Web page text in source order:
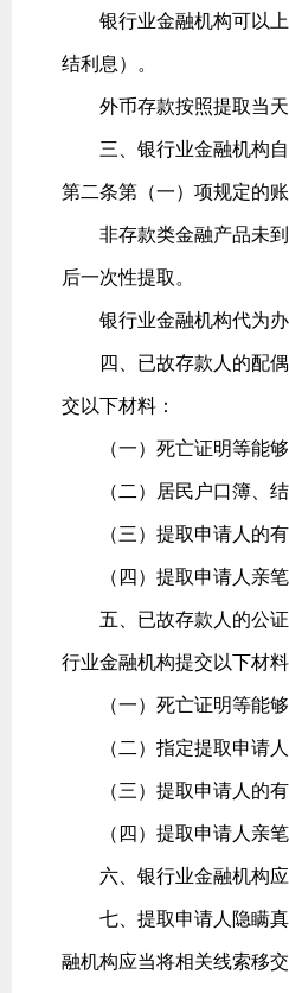
银行业金融机构可以上
结利息）。
外币存款按照提取当天
三、银行业金融机构自
第二条第（一）项规定的账
非存款类金融产品未到
后一次性提取。
银行业金融机构代为办
四、已故存款人的配偶
交以下材料：
（一）死亡证明等能够
（二）居民户口簿、结
（三）提取申请人的有
（四）提取申请人亲笔
五、已故存款人的公证
行业金融机构提交以下材料
（一）死亡证明等能够
（二）指定提取申请人
（三）提取申请人的有
（四）提取申请人亲笔
六、银行业金融机构应
七、提取申请人隐瞒真
融机构应当将相关线索移交